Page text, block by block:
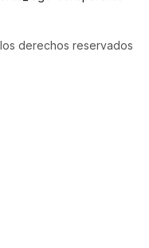
derechos reservados